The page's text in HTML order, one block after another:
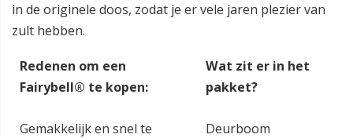
in de originele doos, zodat je er vele jaren plezier van
zult hebben.
Redenen om een
Fairybell® te kopen:
Wat zit er in het
pakket?
Gemakkelijk en snel te
Deurboom